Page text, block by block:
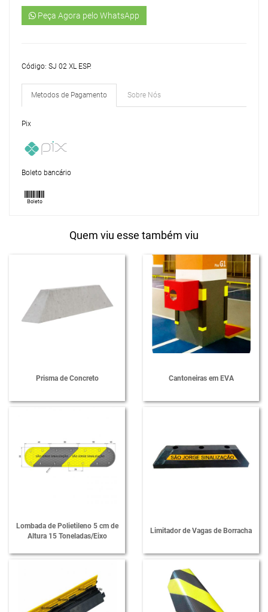
Peça Agora pelo WhatsApp
Código: SJ 02 XL ESP.
Metodos de Pagamento Sobre Nós
Pix
Boleto bancário
Quem viu esse também viu
Prisma de Concreto Cantoneiras em EVA
Lombada de Polietileno 5 cm de
Altura 15 Toneladas/Eixo
Limitador de Vagas de Borracha